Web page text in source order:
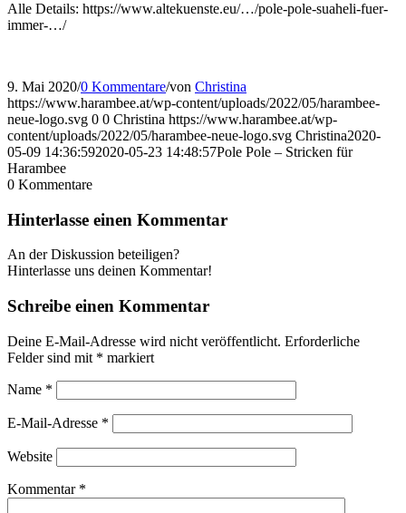
Alle Details: https://www.altekuenste.eu/…/pole-pole-suaheli-fuer-
immer-…/
9. Mai 2020/0 Kommentare/von Christina
https://www.harambee.at/wp-content/uploads/2022/05/harambee-
neue-logo.svg 0 0 Christina https://www.harambee.at/wp-
content/uploads/2022/05/harambee-neue-logo.svg Christina2020-
05-09 14:36:592020-05-23 14:48:57Pole Pole – Stricken für
Harambee
0 Kommentare
Hinterlasse einen Kommentar
An der Diskussion beteiligen?
Hinterlasse uns deinen Kommentar!
Schreibe einen Kommentar
Deine E-Mail-Adresse wird nicht veröffentlicht. Erforderliche
Felder sind mit * markiert
Name *
E-Mail-Adresse *
Website
Kommentar *